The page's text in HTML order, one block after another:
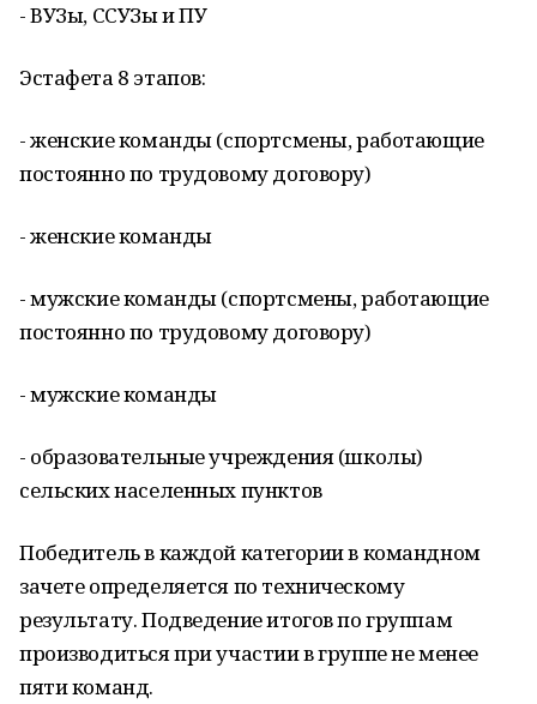
- ВУЗы, ССУЗы и ПУ
Эстафета 8 этапов:
- женские команды (спортсмены, работающие
постоянно по трудовому договору)
- женские команды
- мужские команды (спортсмены, работающие
постоянно по трудовому договору)
- мужские команды
- образовательные учреждения (школы)
сельских населенных пунктов
Победитель в каждой категории в командном
зачете определяется по техническому
результату. Подведение итогов по группам
производиться при участии в группе не менее
пяти команд.